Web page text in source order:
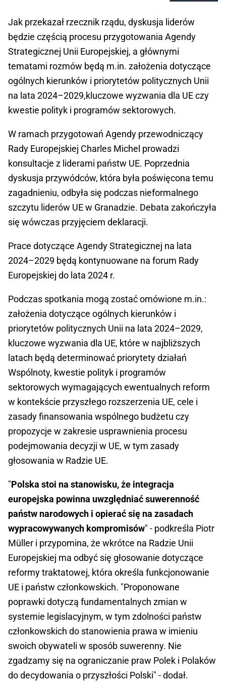
Jak przekazał rzecznik rządu, dyskusja liderów
będzie częścią procesu przygotowania Agendy
Strategicznej Unii Europejskiej, a głównymi
tematami rozmów będą m.in. założenia dotyczące
ogólnych kierunków i priorytetów politycznych Unii
na lata 2024–2029,kluczowe wyzwania dla UE czy
kwestie polityk i programów sektorowych.
W ramach przygotowań Agendy przewodniczący
Rady Europejskiej Charles Michel prowadzi
konsultacje z liderami państw UE. Poprzednia
dyskusja przywódców, która była poświęcona temu
zagadnieniu, odbyła się podczas nieformalnego
szczytu liderów UE w Granadzie. Debata zakończyła
się wówczas przyjęciem deklaracji.
Prace dotyczące Agendy Strategicznej na lata
2024–2029 będą kontynuowane na forum Rady
Europejskiej do lata 2024 r.
Podczas spotkania mogą zostać omówione m.in.:
założenia dotyczące ogólnych kierunków i
priorytetów politycznych Unii na lata 2024–2029,
kluczowe wyzwania dla UE, które w najbliższych
latach będą determinować priorytety działań
Wspólnoty, kwestie polityk i programów
sektorowych wymagających ewentualnych reform
w kontekście przyszłego rozszerzenia UE, cele i
zasady finansowania wspólnego budżetu czy
propozycje w zakresie usprawnienia procesu
podejmowania decyzji w UE, w tym zasady
głosowania w Radzie UE.
"Polska stoi na stanowisku, że integracja
europejska powinna uwzględniać suwerenność
państw narodowych i opierać się na zasadach
wypracowywanych kompromisów" - podkreśla Piotr
Müller i przypomina, że wkrótce na Radzie Unii
Europejskiej ma odbyć się głosowanie dotyczące
reformy traktatowej, która określa funkcjonowanie
UE i państw członkowskich. "Proponowane
poprawki dotyczą fundamentalnych zmian w
systemie legislacyjnym, w tym zdolności państw
członkowskich do stanowienia prawa w imieniu
swoich obywateli w sposób suwerenny. Nie
zgadzamy się na ograniczanie praw Polek i Polaków
do decydowania o przyszłości Polski" - dodał.